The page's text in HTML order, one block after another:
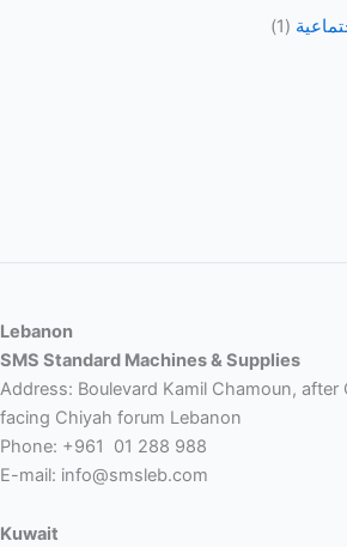
(1)
Lebanon
SMS Standard Machines & Supplies
Address: Boulevard Kamil Chamoun,
facing Chiyah forum Lebanon
Phone: +961 01 288 988
E-mail: info@smsleb.com
Kuwait